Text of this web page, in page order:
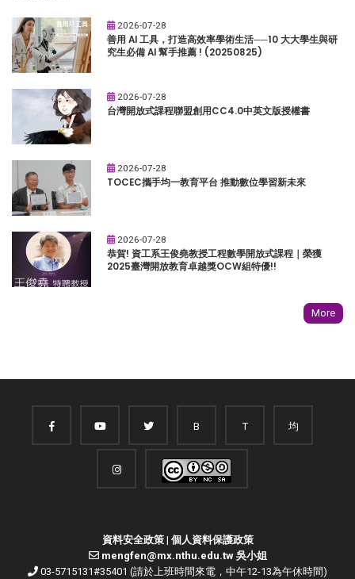
2026-07-28
善用 AI 工具，打造高效率學術生活──10 大大學生與研
究生必備 AI 幫手推薦 ! (20250825)
2026-07-28
台灣開放式課程聯盟創用CC4.0中英文版授權書
2026-07-28
TOCEC攜手均一教育平台 推動數位學習新未來
2026-07-28
恭賀! 資工系王俊堯教授工程數學開放式課程｜榮獲
2025臺灣開放教育卓越獎OCW組特優!!
More
B T 均
資料安全政策| 個人資料保護政策
mengfen@mx.nthu.edu.tw 吳小姐
03-5715131#35401 (請於上班時間來電，中午12-13為午休時間)